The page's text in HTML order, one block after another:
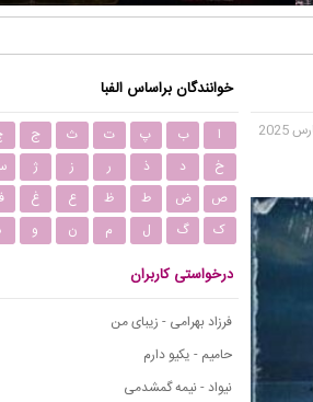
خوانندگان براساس الفبا
ا ب پ ت ث ج
خ
د ذ ر ز ژ
ص
ض ط ظ ع غ
ک
گ ل م ن و
درخواستی کاربران
فرزاد بهرامی - زیبای من
حامیم - یکیو دارم
نیواد - نیمه گمشدمی